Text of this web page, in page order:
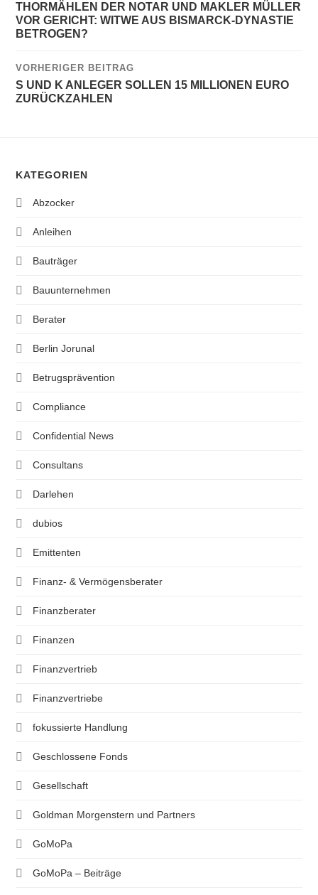
THORMÄHLEN DER NOTAR UND MAKLER MÜLLER
VOR GERICHT: WITWE AUS BISMARCK-DYNASTIE
BETROGEN?
VORHERIGER BEITRAG
S UND K ANLEGER SOLLEN 15 MILLIONEN EURO
ZURÜCKZAHLEN
KATEGORIEN
Abzocker
Anleihen
Bauträger
Bauunternehmen
Berater
Berlin Jorunal
Betrugsprävention
Compliance
Confidential News
Consultans
Darlehen
dubios
Emittenten
Finanz- & Vermögensberater
Finanzberater
Finanzen
Finanzvertrieb
Finanzvertriebe
fokussierte Handlung
Geschlossene Fonds
Gesellschaft
Goldman Morgenstern und Partners
GoMoPa
GoMoPa – Beiträge